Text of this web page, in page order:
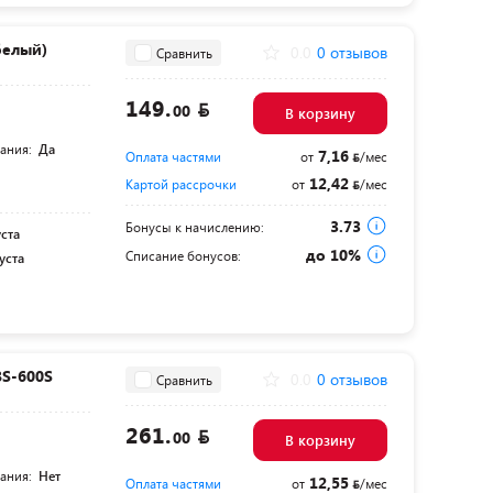
Да
Сравнить 0 отзывов
149.00 В корзину
Оплата частями от7,16
/мес
Картой рассрочки
от12,42 /мес
Бонусы к начислению: 3.73
Списание бонусов: до 10%
600S
Нет
Сравнить 0 отзывов
261.00 В корзину
Оплата частями от12,55 /мес